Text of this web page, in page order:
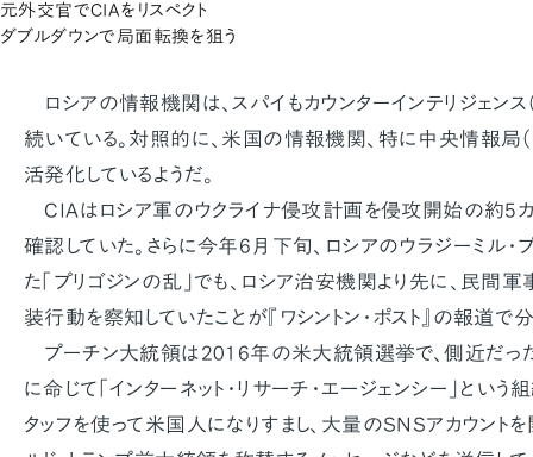
元外交官でCIAをリスペクト
ダブルダウンで局面転換を狙う
ロシアの情報機関は、スパイもカウンターインテリジェン
続いている。対照的に、米国の情報機関､特に中央情報局
活発化しているようだ。
CIAはロシア軍のウクライナ侵攻計画を侵攻開始の約5
確認していた。さらに今年6月下旬、ロシアのウラジーミル・
た「プリゴジンの乱」でも、ロシア治安機関より先に、民間軍
装行動を察知していたことが『ワシントン・ポスト』の報道で
プーチン大統領は2016年の米大統領選挙で、側近だった
に命じて「インターネット・リサーチ・エージェンシー」とい
タッフを使って米国人になりすまし、大量のSNSアカウント